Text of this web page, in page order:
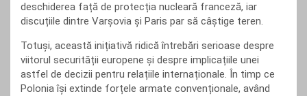
deschiderea față de protecția nucleară franceză, iar
discuțiile dintre Varșovia și Paris par să câștige teren.
Totuși, această inițiativă ridică întrebări serioase despre
viitorul securității europene și despre implicațiile unei
astfel de decizii pentru relațiile internaționale. În timp ce
Polonia își extinde forțele armate convenționale, având